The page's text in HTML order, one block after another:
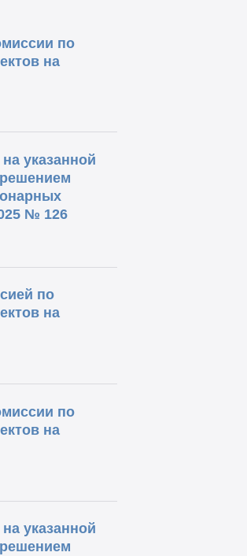
по
на
указанной
№ 126
по
на
по
на
указанной